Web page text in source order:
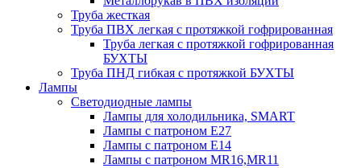
Труба жесткая
Труба ПВХ легкая с протяжкой гофрированная
Труба легкая с протяжкой гофрированная
БУХТЫ
Труба ПНД гибкая с протяжкой БУХТЫ
Лампы
Светодиодные лампы
Лампы для холодильника, SMART
Лампы с патроном E27
Лампы с патроном Е14
Лампы с патроном MR16,MR11